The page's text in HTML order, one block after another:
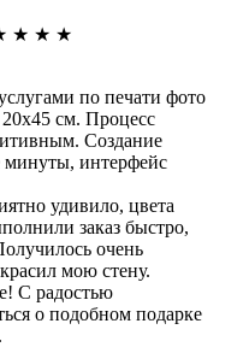
★ ★ ★
по печати фото
20х45 см. Процесс
Создание
минуты, интерфейс
удивило, цвета
заказ быстро,
очень
мою стену.
С радостью
о подобном подарке